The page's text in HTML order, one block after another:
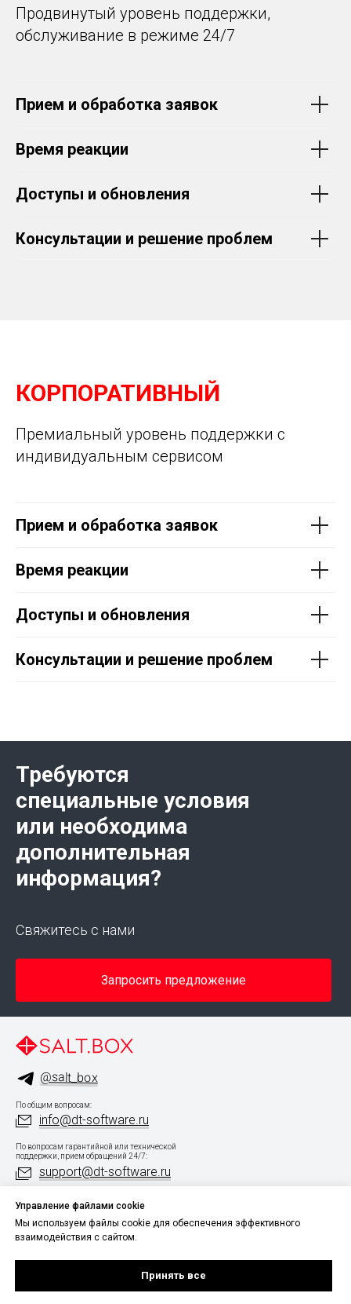
Продвинутый уровень поддержки,
обслуживание в режиме 24/7
Прием и обработка заявок
Время реакции
Доступы и обновления
Консультации и решение проблем
КОРПОРАТИВНЫЙ
Премиальный уровень поддержки с
индивидуальным сервисом
Прием и обработка заявок
Время реакции
Доступы и обновления
Консультации и решение проблем
Требуются
специальные условия
или необходима
дополнительная
информация?
Свяжитесь с нами
Запросить предложение
Управление файлами cookie
Мы используем файлы cookie для обеспечения эффективного
взаимодействия с сайтом.
Принять все
По общим вопросам:
товарный знак
© 2026 ООО «ДТ-СОФТ». Все права
защищены
info@dt-software.ru
По вопросам гарантийной или технической
поддержки, прием обращений 24/7:
@salt_box
support@dt-software.ru